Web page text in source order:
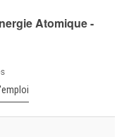
Atomique -